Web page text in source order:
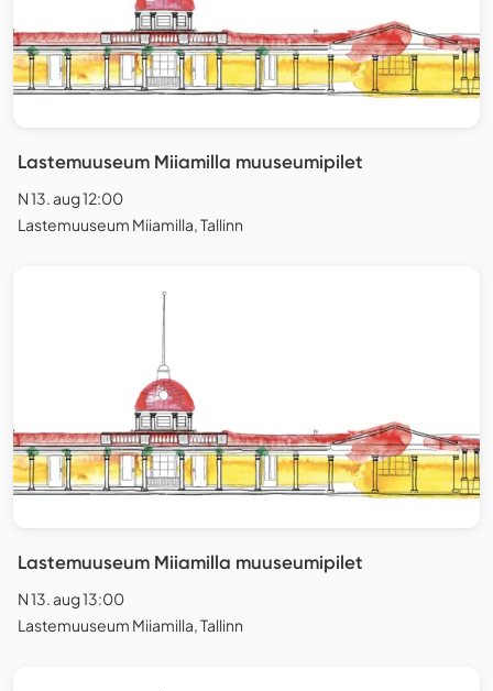
Lastemuuseum Miiamilla muuseumipilet
N 13. aug 12:00
Lastemuuseum Miiamilla, Tallinn
Lastemuuseum Miiamilla muuseumipilet
N 13. aug 13:00
Lastemuuseum Miiamilla, Tallinn